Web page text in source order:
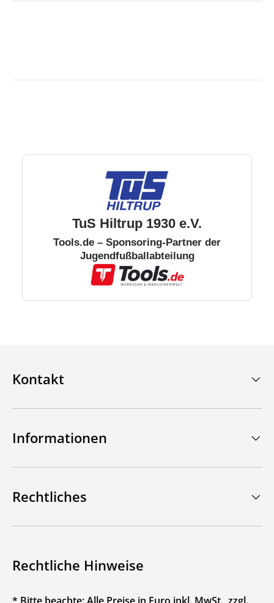
TuS Hiltrup 1930 e.V.
Tools.de – Sponsoring-Partner der
Jugendfußballabteilung
Kontakt
Informationen
Rechtliches
Rechtliche Hinweise